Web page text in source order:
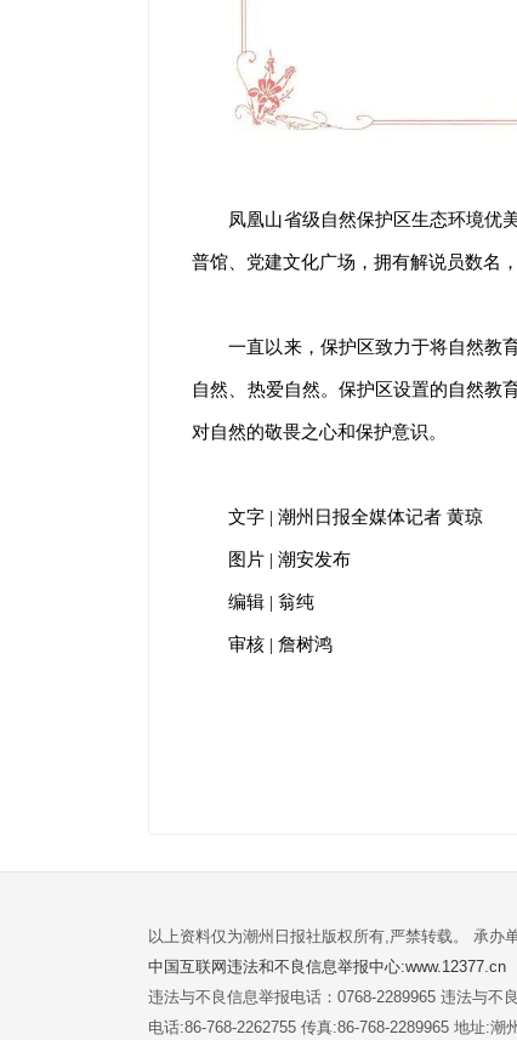
凤凰山省级自然保护区生态环境优
普馆、党建文化广场，拥有解说员数名
一直以来，保护区致力于将自然教
自然、热爱自然。保护区设置的自然教
对自然的敬畏之心和保护意识。
文字 | 潮州日报全媒体记者 黄琼
图片 | 潮安发布
编辑 | 翁纯
审核 | 詹树鸿
以上资料仅为潮州日报社版权所有,严禁转载。 承办
中国互联网违法和不良信息举报中心:www.12377.cn
违法与不良信息举报电话：0768-2289965 违法与不
电话:86-768-2262755 传真:86-768-2289965 地址:潮